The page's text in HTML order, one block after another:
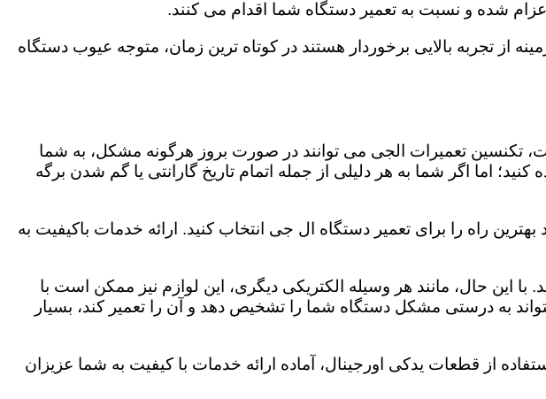
شده و نسبت به تعمیر دستگاه شما اقدام می کنند.
از تجربه بالایی برخوردار هستند در کوتاه ترین زمان، متوجه عیوب دستگاه
تکنسین تعمیرات الجی می توانند در صورت بروز هرگونه مشکل، به شما
اما اگر شما به هر دلیلی از جمله اتمام تاریخ گارانتی یا گم شدن برگه
راه را برای تعمیر دستگاه ال جی انتخاب کنید. ارائه خدمات باکیفیت به
با این حال، مانند هر وسیله الکتریکی دیگری، این لوازم نیز ممکن است با
به درستی مشکل دستگاه شما را تشخیص دهد و آن را تعمیر کند، بسیار
از قطعات یدکی اورجینال، آماده ارائه خدمات با کیفیت به شما عزیزان